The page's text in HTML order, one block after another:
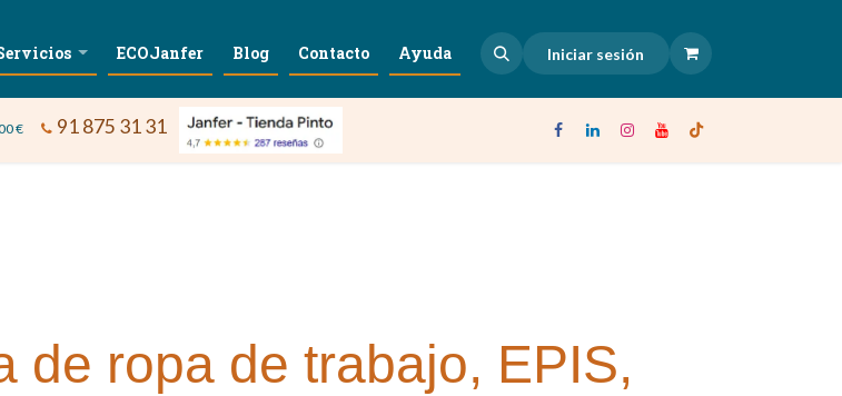
ECOJanfer Blog Contacto Ayuda Iniciar sesión
€ 91 875 31 31
de ropa de trabajo, EPIS,